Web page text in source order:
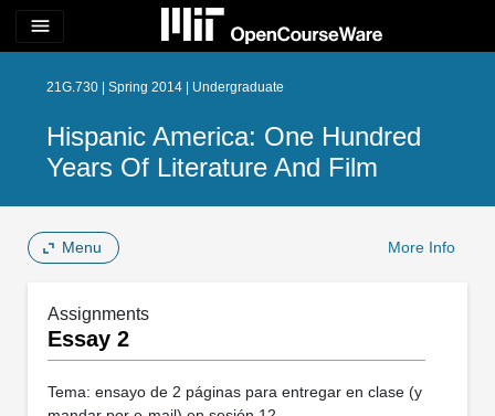
menu
21G.730 | Spring 2014 | Undergraduate
Hispanic America: One Hundred
Years Of Literature And Film
Menu More Info
Assignments
Essay 2
Tema: ensayo de 2 páginas para entregar en clase (y